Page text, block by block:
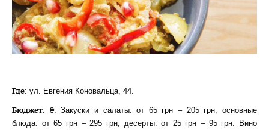
Где: ул. Евгения Коновальца, 44.
Бюджет: ₴. Закуски и салаты: от 65 грн – 205 грн, основные
блюда: от 65 грн – 295 грн, десерты: от 25 грн – 95 грн. Вино